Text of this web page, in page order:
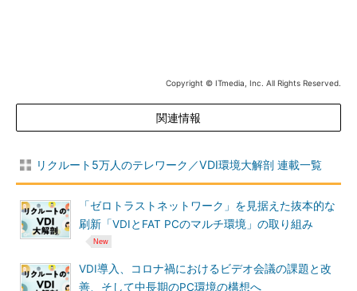
Copyright © ITmedia, Inc. All Rights Reserved.
関連情報
リクルート5万人のテレワーク／VDI環境大解剖 連載一覧
「ゼロトラストネットワーク」を見据えた抜本的な
刷新「VDIとFAT PCのマルチ環境」の取り組み
VDI導入、コロナ禍におけるビデオ会議の課題と改
善、そして中長期のPC環境の構想へ